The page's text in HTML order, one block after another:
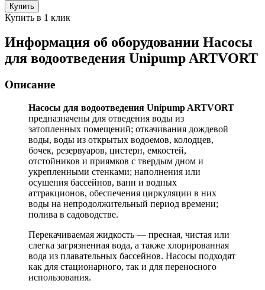
Купить
Купить в 1 клик
Информация об оборудовании Насосы
для водоотведения Unipump ARTVORT
Описание
Насосы для водоотведения Unipump ARTVORT
предназначены для отведения воды из
затопленных помещений; откачивания дождевой
воды, воды из открытых водоемов, колодцев,
бочек, резервуаров, цистерн, емкостей,
отстойников и приямков с твердым дном и
укрепленными стенками; наполнения или
осушения бассейнов, ванн и водных
аттракционов, обеспечения циркуляции в них
воды на непродолжительный период времени;
полива в садоводстве.
Перекачиваемая жидкость — пресная, чистая или
слегка загрязненная вода, а также хлорированная
вода из плавательных бассейнов. Насосы подходят
как для стационарного, так и для переносного
использования.